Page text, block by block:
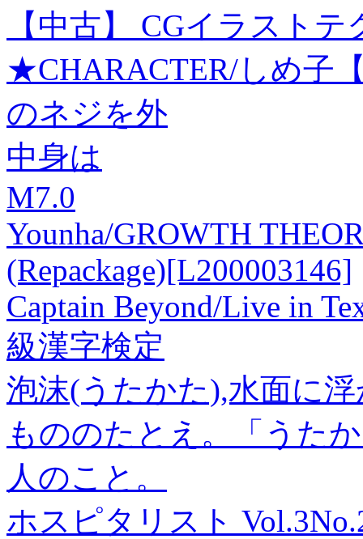
【中古】 CGイラスト
★CHARACTER/しめ子
のネジを外
中身は
M7.0
Younha/GROWTH
(Repackage)[L200003146]
Captain Beyond/Live in
級漢字検定
泡沫(うたかた),水面に
もののたとえ。「うた
人のこと。
ホスピタリスト